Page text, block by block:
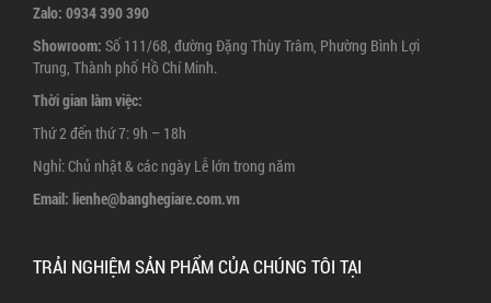
Zalo: 0934 390 390
Showroom: Số 111/68, đường Đặng Thùy Trâm, Phường Bình Lợi
Trung, Thành phố Hồ Chí Minh.
Thời gian làm việc:
Thứ 2 đến thứ 7: 9h – 18h
Nghỉ: Chủ nhật & các ngày Lễ lớn trong năm
Email: lienhe@banghegiare.com.vn
TRẢI NGHIỆM SẢN PHẨM CỦA CHÚNG TÔI TẠI